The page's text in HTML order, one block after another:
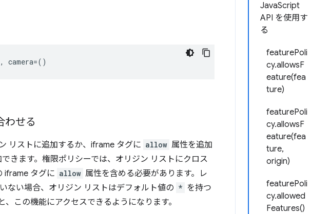
JavaScript
API を使用す
る
featurePoli
cy.allowsF
eature(fea
ture)
featurePoli
cy.allowsF
eature(fea
ture,
origin)
featurePoli
cy.allowed
Features()
camera=()
わせる
リストに追加するか、iframe タグに allow 属性を追加
きます。権限ポリシーでは、オリジン リストにクロス
iframe タグに allow 属性を含める必要があります。レ
ない場合、オリジン リストはデフォルト値の * を持つ
、この機能にアクセスできるようになります。